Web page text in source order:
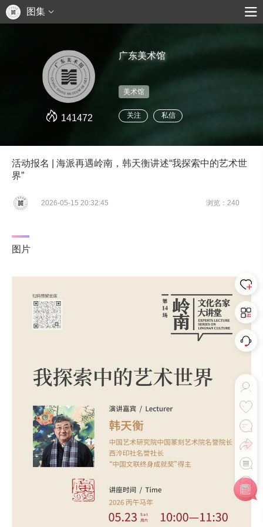
图集
141472
广东美术馆
美术馆
关注 私信
活动报名 | 海派再遇岭南，韩天衡讲述“我探索中的艺术世
界”
2026-05-15 20:32:45 浏览：240
图片